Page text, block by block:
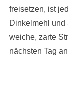
freisetzen, ist
Dinkelmehl und
weiche, zarte
nächsten Tag